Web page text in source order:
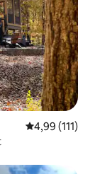
Gemiddelde
4,99 (111)